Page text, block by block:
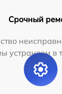
Срочный
устраняем в